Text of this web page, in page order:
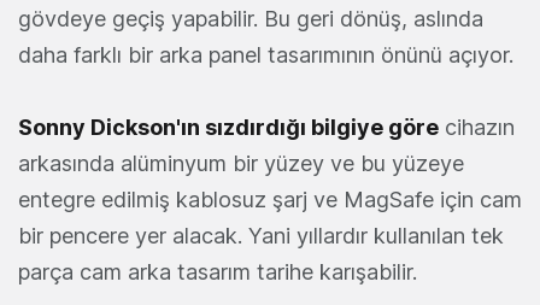
gövdeye geçiş yapabilir. Bu geri dönüş, aslında
daha farklı bir arka panel tasarımının önünü açıyor.
Sonny Dickson'ın sızdırdığı bilgiye göre cihazın
arkasında alüminyum bir yüzey ve bu yüzeye
entegre edilmiş kablosuz şarj ve MagSafe için cam
bir pencere yer alacak. Yani yıllardır kullanılan tek
parça cam arka tasarım tarihe karışabilir.